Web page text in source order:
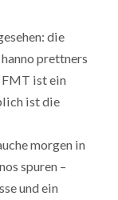
die
prettners
ist ein
ist die
morgen in
spuren –
und ein